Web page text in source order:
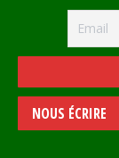
NOUS ÉCRIRE